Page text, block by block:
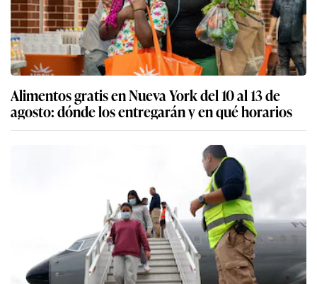
Alimentos gratis en Nueva York del 10 al 13 de
agosto: dónde los entregarán y en qué horarios